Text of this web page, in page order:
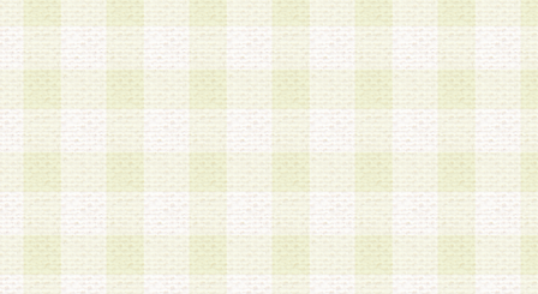
権者による承認手続きを行うものとします。
第3条 会員の登録方法
1.会員登録手続きは、会員登録希望者本人が行う
る登録は一切認められないものとします。
2.会員登録希望者は、本規約に同意の後、当社指
画 面」において、当社が指定する必要事項を入
を行うものとします。当社は、会員登録を承認し
会員として本サービスを 受けるためのログイン